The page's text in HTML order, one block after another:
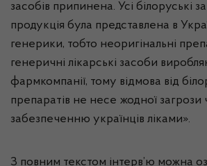
засобів припинена. Усі білоруські
продукція була представлена в
генерики, тобто неоригінальні
генеричні лікарські засоби
фармкомпанії, тому відмова від
препаратів не несе жодної загрози
забезпеченню українців ліками».
З повним текстом інтерв’ю можна